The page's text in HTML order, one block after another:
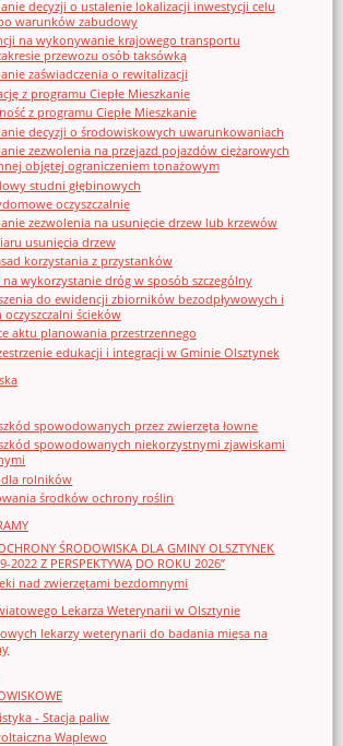
decyzji o ustalenie lokalizacji inwestycji celu
warunków zabudowy
na wykonywanie krajowego transportu
przewozu osób taksówką
zaświadczenia o rewitalizacji
z programu Ciepłe Mieszkanie
z programu Ciepłe Mieszkanie
decyzji o środowiskowych uwarunkowaniach
zezwolenia na przejazd pojazdów ciężarowych
objętej ograniczeniem tonażowym
studni głębinowych
oczyszczalnie
zezwolenia na usunięcie drzew lub krzewów
usunięcia drzew
korzystania z przystanków
wykorzystanie dróg w sposób szczególny
do ewidencji zbiorników bezodpływowych i
ścieków
aktu planowania przestrzennego
edukacji i integracji w Gminie Olsztynek
spowodowanych przez zwierzęta łowne
spowodowanych niekorzystnymi zjawiskami
rolników
środków ochrony roślin
ŚRODOWISKA DLA GMINY OLSZTYNEK
2022 Z PERSPEKTYWĄ DO ROKU 2026”
nad zwierzętami bezdomnymi
Lekarza Weterynarii w Olsztynie
lekarzy weterynarii do badania mięsa na
- Stacja paliw
Waplewo